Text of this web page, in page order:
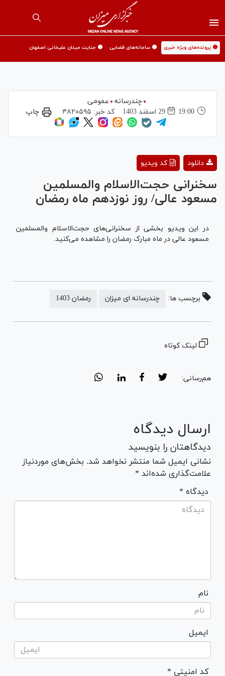
🟡 پرونده‌های ویژه خبری 🟡 سامانه‌های قضایی 🟡 جنایت میدان علیخانی اصفهان
چندرسانه
عمومی
19:00
29 اسفند 1403 کد خبر: ۴۸۲۰۵۹۵ چاپ
Video
کد ویدیو دانلود
سخنرانی حجت‌الاسلام والمسلمین
مسعود عالی/ روز نوزدهم ماه رمضان
در این ویدیو بخشی از سخنرانی‌های حجت‌الاسلام والمسلمین
مسعود عالی در ماه مبارک رمضان را مشاهده می‌کنید.
برچسب ها: چندرسانه ای میزان رمضان 1403
لینک کوتاه
هم‌رسانی:
ارسال دیدگاه
دیدگاهتان را بنویسید
نشانی ایمیل شما منتشر نخواهد شد. بخش‌های موردنیاز
علامت‌گذاری شده‌اند *
* دیدگاه
نام
ایمیل
* کد امنیتی